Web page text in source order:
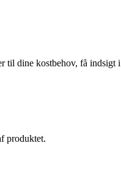
dine kostbehov, få
produktet.